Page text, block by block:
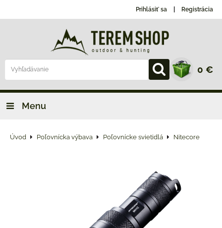
Prihlásiť sa Registrácia
0 €
Menu
Úvod Poľovnícka výbava Poľovnícke svietidlá Nitecore